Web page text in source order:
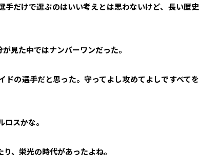
だけで選ぶのはいい考えとは思わないけど、長い歴史
見た中ではナンバーワンだった。
の選手だと思った。守ってよし攻めてよしですべてを
スかな。
、栄光の時代があったよね。